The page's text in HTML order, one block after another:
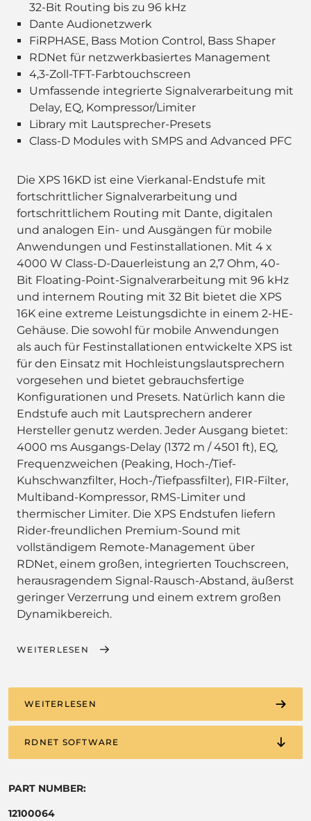
32-Bit Routing bis zu 96 kHz
Dante Audionetzwerk
FiRPHASE, Bass Motion Control, Bass Shaper
RDNet für netzwerkbasiertes Management
4,3-Zoll-TFT-Farbtouchscreen
Umfassende integrierte Signalverarbeitung mit
Delay, EQ, Kompressor/Limiter
Library mit Lautsprecher-Presets
Class-D Modules with SMPS and Advanced PFC
Die XPS 16KD ist eine Vierkanal-Endstufe mit
fortschrittlicher Signalverarbeitung und
fortschrittlichem Routing mit Dante, digitalen
und analogen Ein- und Ausgängen für mobile
Anwendungen und Festinstallationen. Mit 4 x
4000 W Class-D-Dauerleistung an 2,7 Ohm, 40-
Bit Floating-Point-Signalverarbeitung mit 96 kHz
und internem Routing mit 32 Bit bietet die XPS
16K eine extreme Leistungsdichte in einem 2-HE-
Gehäuse. Die sowohl für mobile Anwendungen
als auch für Festinstallationen entwickelte XPS ist
für den Einsatz mit Hochleistungslautsprechern
vorgesehen und bietet gebrauchsfertige
Konfigurationen und Presets. Natürlich kann die
Endstufe auch mit Lautsprechern anderer
Hersteller genutz werden. Jeder Ausgang bietet:
4000 ms Ausgangs-Delay (1372 m / 4501 ft), EQ,
Frequenzweichen (Peaking, Hoch-/Tief-
Kuhschwanzfilter, Hoch-/Tiefpassfilter), FIR-Filter,
Multiband-Kompressor, RMS-Limiter und
thermischer Limiter. Die XPS Endstufen liefern
Rider-freundlichen Premium-Sound mit
vollständigem Remote-Management über
RDNet, einem großen, integrierten Touchscreen,
herausragendem Signal-Rausch-Abstand, äußerst
geringer Verzerrung und einem extrem großen
Dynamikbereich.
WEITERLESEN
WEITERLESEN
RDNET SOFTWARE
PART NUMBER:
12100064